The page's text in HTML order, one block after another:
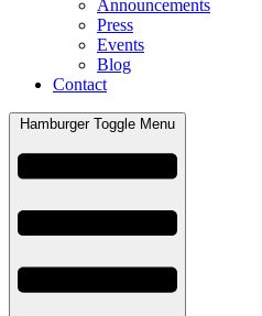
Announcements
Press
Events
Blog
Contact
Hamburger Toggle Menu